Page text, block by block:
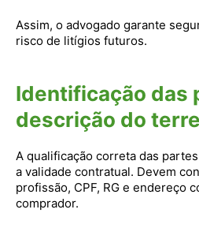
Assim, o advogado garante
risco de litígios futuros.
Identificação das
descrição do
A qualificação correta das
a validade contratual. Devem
profissão, CPF, RG e endereço
comprador.